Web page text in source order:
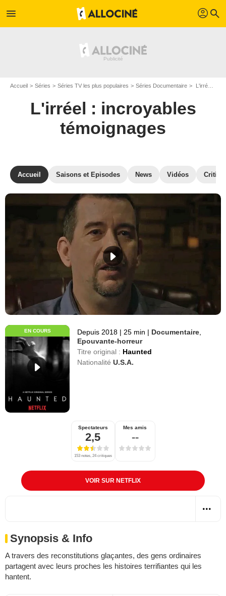
menu profil search
Accueil Séries Séries TV les plus populaires Séries Documentaire L'irréel : incroyables témoignages
L'irréel : incroyables
témoignages
Accueil Saisons et Episodes News Vidéos
EN COURS Depuis 2018 | 25 min | Documentaire
Epouvante-horreur
Titre original : Haunted
Nationalité U.S.A.
Spectateurs
2,5
153 notes, 24 critiques
Mes amis
--
VOIR SUR NETFLIX
Synopsis & Info
A travers des reconstitutions glaçantes, des gens ordinaires
partagent avec leurs proches les histoires terrifiantes qui les
hantent.